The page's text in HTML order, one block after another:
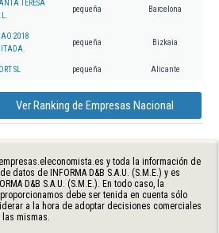
TERESA
pequeña Barcelona
2018
pequeña Bizkaia
SL pequeña Alicante
Ver Ranking de Empresas Nacional
y toda la información de
datos de INFORMA D&B S.A.U. (S.M.E.) y es
D&B S.A.U. (S.M.E.). En todo caso, la
debe ser tenida en cuenta sólo
a la hora de adoptar decisiones comerciales
mismas.